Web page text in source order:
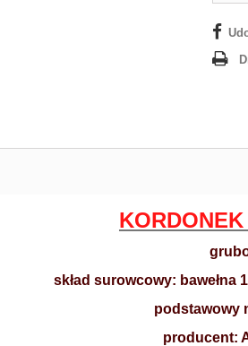
skład surowcowy: bawełna
podstawowy
producent: